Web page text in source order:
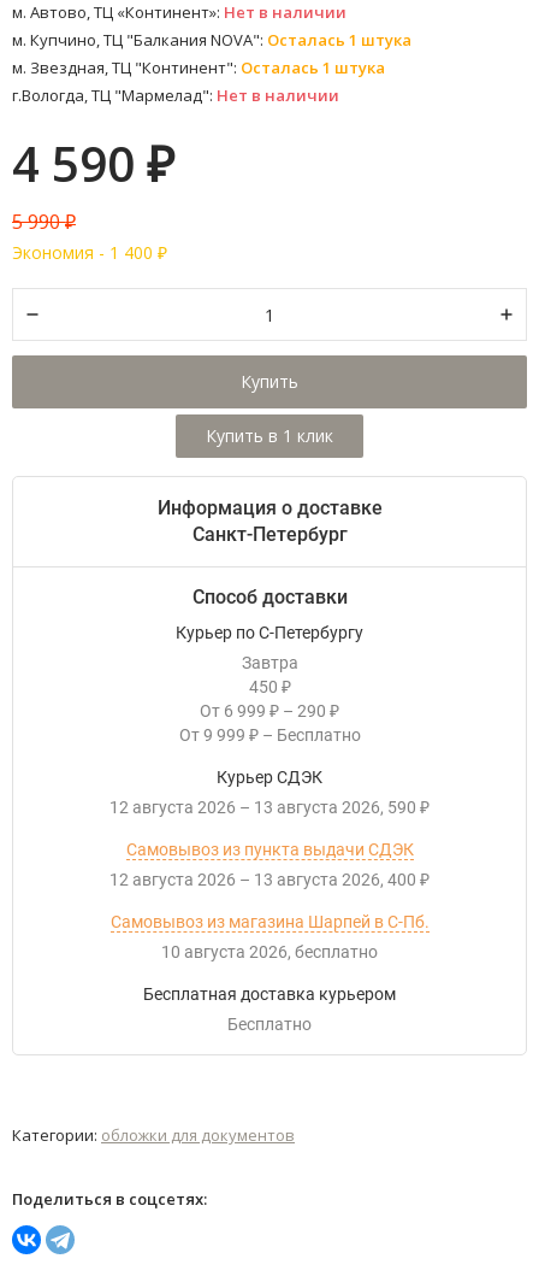
м. Автово, ТЦ «Континент»: Нет в наличии
м. Купчино, ТЦ "Балкания NOVA": Осталась 1 штука
м. Звездная, ТЦ "Континент": Осталась 1 штука
г.Вологда, ТЦ "Мармелад": Нет в наличии
4 590 ₽
5 990₽
Экономия - 1 400 ₽
Купить
Информация о доставке
Санкт-Петербург
Способ доставки
Курьер по С-Петербургу
Завтра
450 ₽
От 6 999 ₽ – 290 ₽
От 9 999 ₽ – Бесплатно
Курьер СДЭК
12 августа 2026 – 13 августа 2026 590 ₽
Самовывоз из пункта выдачи СДЭК
12 августа 2026 – 13 августа 2026 400 ₽
Самовывоз из магазина Шарпей в С-Пб.
10 августа 2026
Бесплатно
Бесплатная доставка курьером
Бесплатно
Категории: обложки для документов
Поделиться в соцсетях: